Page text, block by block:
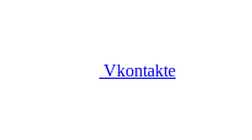
Vkontakte